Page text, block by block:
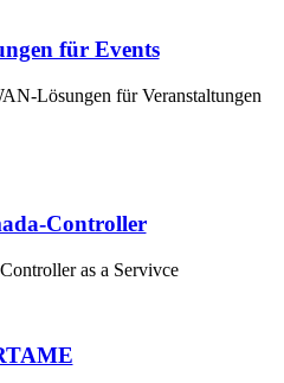
für Events
Lösungen für Veranstaltungen
Controller
as a Servivce